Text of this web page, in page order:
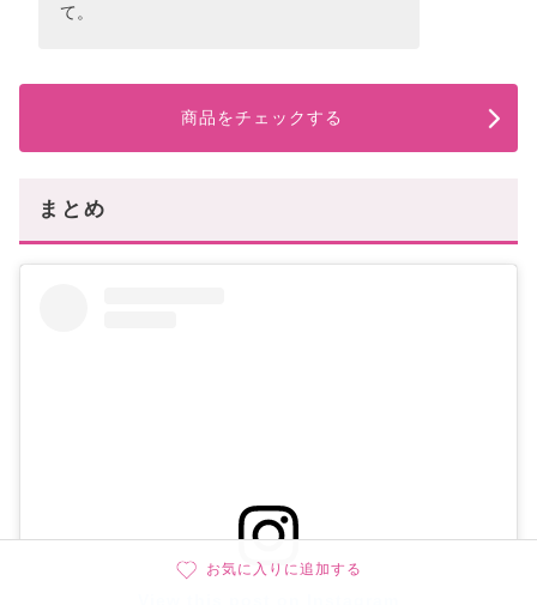
て。
商品をチェックする
まとめ
お気に入りに追加する